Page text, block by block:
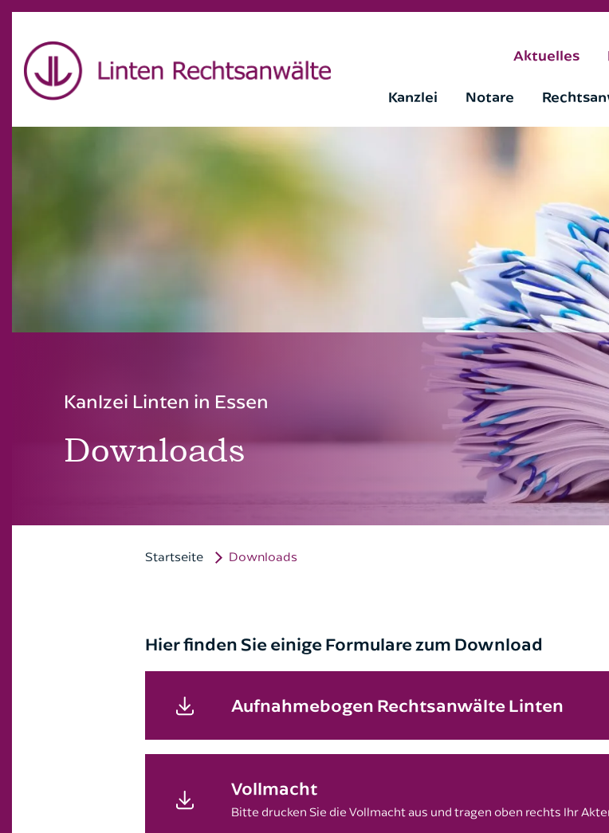
Aktuelles
Kanzlei Notare
Kanlzei Linten in Essen
Downloads
Startseite Downloads
Hier finden Sie einige Formulare zum Download
Aufnahmebogen Rechtsanwälte Linten
Vollmacht
Bitte drucken Sie die Vollmacht aus und tragen oben rechts Ihr
Rückruf
Schön, dass Sie unseren Rückruf-Service nutzen
werden wir uns zeitnah bei
Bitte wählen Sie
Ich bin bereits
Ich bin noch kein